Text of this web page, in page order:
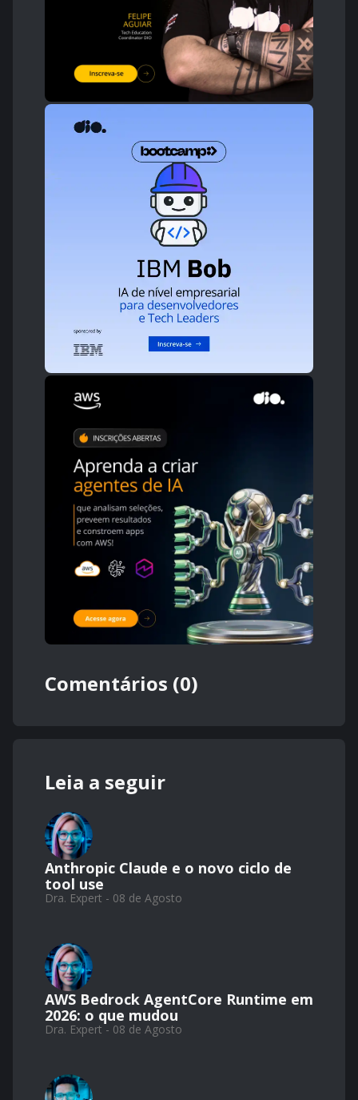
Comentários (0)
Leia a seguir
Anthropic Claude e o novo ciclo de
tool use
Dra. Expert - 08 de Agosto
AWS Bedrock AgentCore Runtime em
2026: o que mudou
Dra. Expert - 08 de Agosto